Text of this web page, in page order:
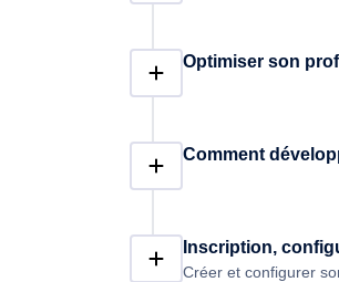
Optimiser son
Comment
Inscription,
Créer et configurer